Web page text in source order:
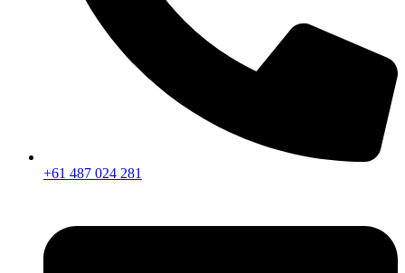
+61 487 024 281